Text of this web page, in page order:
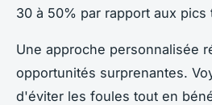
30 à 50% par rapport aux pics
Une approche personnalisée
opportunités surprenantes.
d'éviter les foules tout en